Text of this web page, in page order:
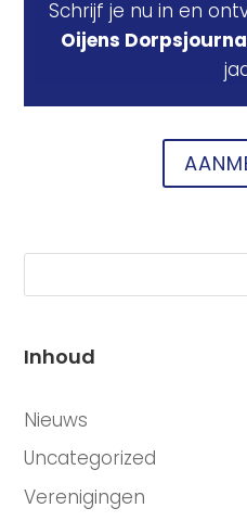
Schrijf je nu in en
Oijens
Inhoud
Nieuws
Uncategorized
Verenigingen